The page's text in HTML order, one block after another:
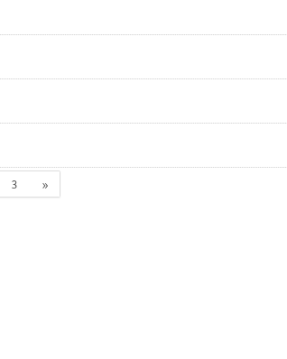
2
3 Pagina 3
»